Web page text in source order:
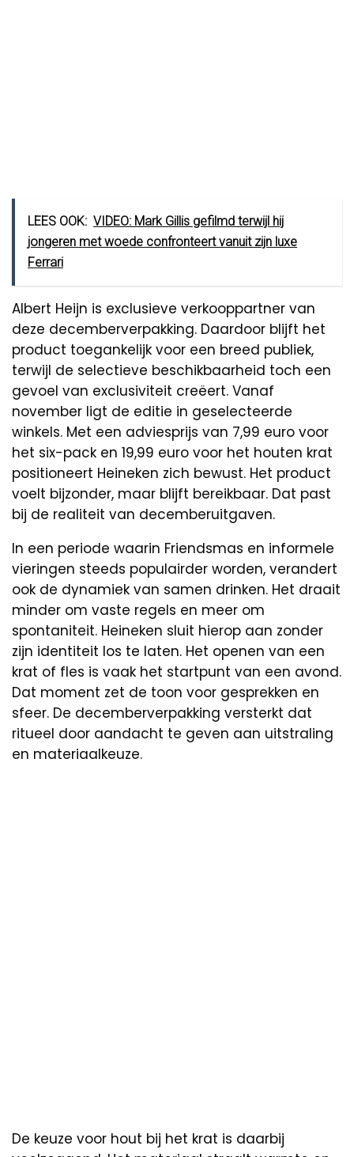
LEES OOK: VIDEO: Mark Gillis gefilmd terwijl hij
jongeren met woede confronteert vanuit zijn luxe
Ferrari
Albert Heijn is exclusieve verkooppartner van
deze decemberverpakking. Daardoor blijft het
product toegankelijk voor een breed publiek,
terwijl de selectieve beschikbaarheid toch een
gevoel van exclusiviteit creëert. Vanaf
november ligt de editie in geselecteerde
winkels. Met een adviesprijs van 7,99 euro voor
het six-pack en 19,99 euro voor het houten krat
positioneert Heineken zich bewust. Het product
voelt bijzonder, maar blijft bereikbaar. Dat past
bij de realiteit van decemberuitgaven.
In een periode waarin Friendsmas en informele
vieringen steeds populairder worden, verandert
ook de dynamiek van samen drinken. Het draait
minder om vaste regels en meer om
spontaniteit. Heineken sluit hierop aan zonder
zijn identiteit los te laten. Het openen van een
krat of fles is vaak het startpunt van een avond.
Dat moment zet de toon voor gesprekken en
sfeer. De decemberverpakking versterkt dat
ritueel door aandacht te geven aan uitstraling
en materiaalkeuze.
De keuze voor hout bij het krat is daarbij